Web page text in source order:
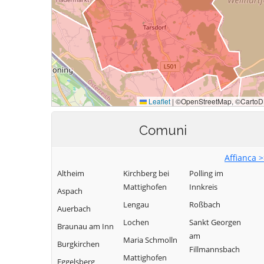
Comuni
Affianca
Altheim
Aspach
Auerbach
Braunau am Inn
Burgkirchen
Eggelsberg
Kirchberg bei
Mattighofen
Lengau
Lochen
Maria Schmolln
Mattighofen
Polling im
Innkreis
Roßbach
Sankt Georgen
am
Fillmannsbach